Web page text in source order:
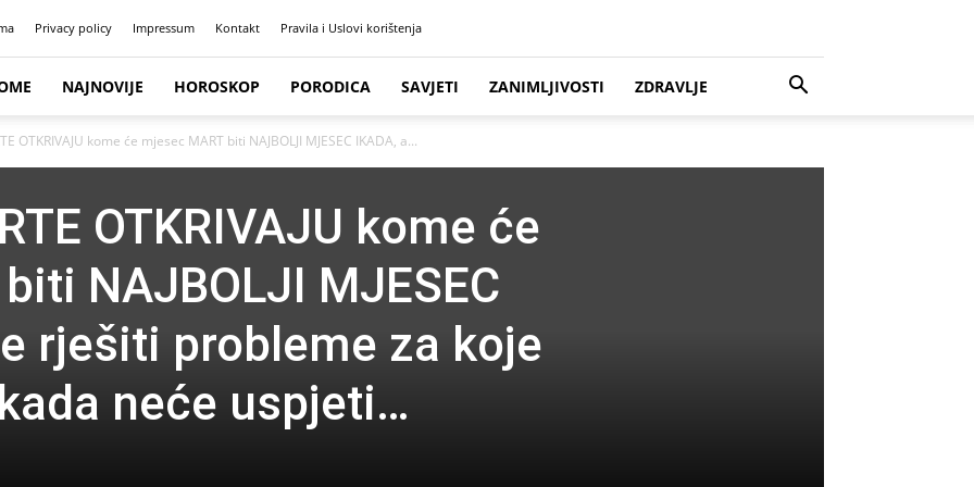
Privacy policy Impressum Kontakt Pravila i Uslovi korištenja
NAJNOVIJE HOROSKOP PORODICA SAVJETI ZANIMLJIVOSTI ZDRAVLJE
OTKRIVAJU kome će mjesec MART biti NAJBOLJI MJESEC IKADA, a...
OTKRIVAJU kome će
NAJBOLJI MJESEC
rješiti probleme za koje
neće uspjeti…